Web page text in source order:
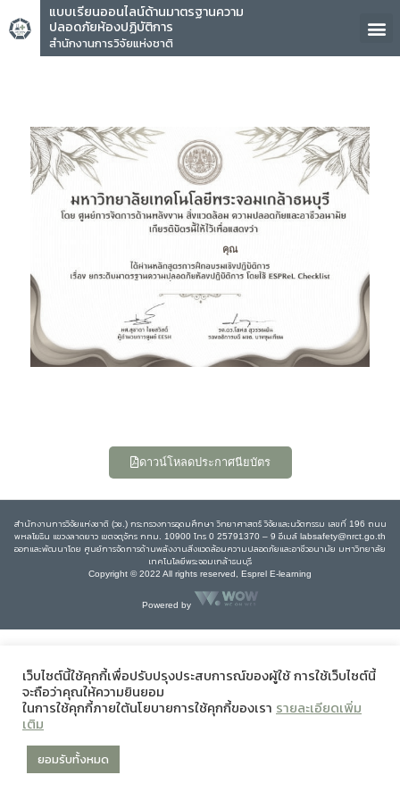
แบบเรียนออนไลน์ด้านมาตรฐานความ
ปลอดภัยห้องปฏิบัติการ
สำนักงานการวิจัยแห่งชาติ
คุณ
ดาวน์โหลดประกาศนียบัตร
สำนักงานการวิจัยแห่งชาติ (วช.) กระทรวงการอุดมศึกษา วิทยาศาสตร์ วิจัยและนวัตกรรม เลขที่ 196 ถนน
พหลโยธิน แขวงลาดยาว เขตจตุจักร กทม. 10900 โทร 0 25791370 – 9 อีเมล์ labsafety@nrct.go.th
ออกและพัฒนาโดย ศูนย์การจัดการด้านพลังงานสิ่งแวดล้อมความปลอดภัยและอาชีวอนามัย มหาวิทยาลัย
เทคโนโลยีพระจอมเกล้าธนบุรี
Copyright © 2022 All rights reserved, Esprel E-learning
Powered by
เว็บไซต์นี้ใช้คุกกี้เพื่อปรับปรุงประสบการณ์ของผู้ใช้ การใช้เว็บไซต์นี้
จะถือว่าคุณให้ความยินยอม
ในการใช้คุกกี้ภายใต้นโยบายการใช้คุกกี้ของเรา รายละเอียดเพิ่ม
เติม
ยอมรับทั้งหมด